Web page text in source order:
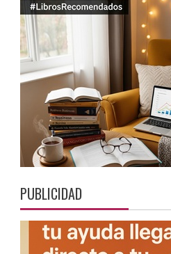
PUBLICIDAD